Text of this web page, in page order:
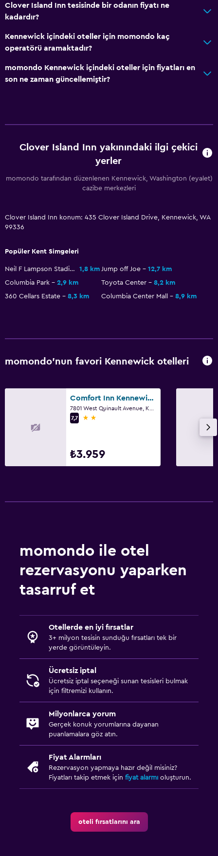
Hizmetler ve kolaylıklar
İş merkezi
Toplantı/Resmi Yemek
24 saat resepsiyon
Sağlık ve güvenlik
Medya ve eğlence
Dış alan
Çamaşırhane
Ütü ve ütü masası
Clover Island Inn tesisinde bir odanın fiyatı ne
kadardır?
Kennewick içindeki oteller için momondo kaç
operatörü aramaktadır?
momondo Kennewick içindeki oteller için fiyatları en
son ne zaman güncellemiştir?
Clover Island Inn yakınındaki ilgi çekici
yerler
momondo tarafından düzenlenen Kennewick, Washington (eyalet)
cazibe merkezleri
Clover Island Inn konum: 435 Clover Island Drive, Kennewick, WA
99336
Popüler Kent Simgeleri
Neil F Lampson Stadium 1,8 km Jump off Joe
12,7 km
Columbia Park
2,9 km Toyota Center
8,2 km
360 Cellars Estate
8,3 km Columbia Center Mall 8,9 km
momondo'nun favori Kennewick otelleri
Comfort Inn Kennewick Richland
7,7
2 yıldız
₺3.959
momondo ile otel
rezervasyonu yaparken
tasarruf et
Otellerde en iyi fırsatlar
3+ milyon tesisin sunduğu fırsatları tek bir
yerde görüntüleyin.
Ücretsiz iptal
Ücretsiz iptal seçeneği sunan tesisleri bulmak
için filtremizi kullanın.
Milyonlarca yorum
Gerçek konuk yorumlarına dayanan
puanlamalara göz atın.
Fiyat Alarmları
Rezervasyon yapmaya hazır değil misiniz?
Fiyatları takip etmek için fiyat alarmı oluşturun.
oteli fırsatlarını ara